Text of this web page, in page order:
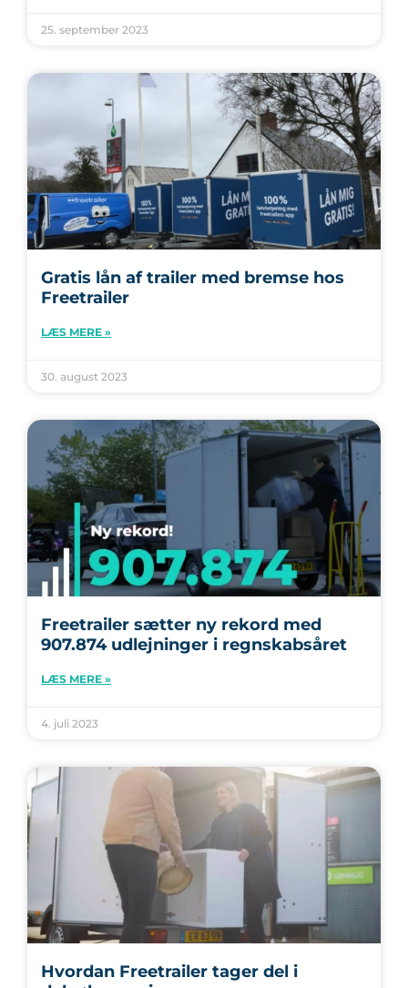
25. september 2023
Gratis lån af trailer med bremse hos
Freetrailer
LÆS MERE »
30. august 2023
Freetrailer sætter ny rekord med
907.874 udlejninger i regnskabsåret
LÆS MERE »
4. juli 2023
Hvordan Freetrailer tager del i